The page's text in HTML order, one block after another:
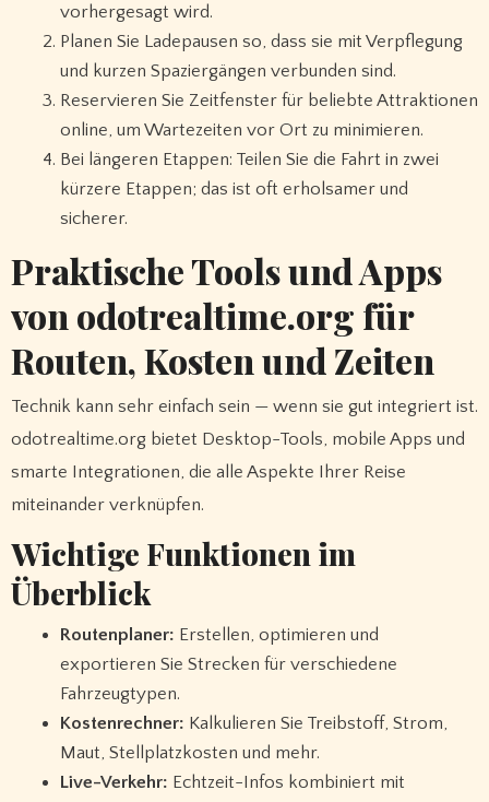
vorhergesagt wird.
Planen Sie Ladepausen so, dass sie mit Verpflegung
und kurzen Spaziergängen verbunden sind.
Reservieren Sie Zeitfenster für beliebte Attraktionen
online, um Wartezeiten vor Ort zu minimieren.
Bei längeren Etappen: Teilen Sie die Fahrt in zwei
kürzere Etappen; das ist oft erholsamer und
sicherer.
Praktische Tools und Apps
von odotrealtime.org für
Routen, Kosten und Zeiten
Technik kann sehr einfach sein — wenn sie gut integriert ist.
odotrealtime.org bietet Desktop-Tools, mobile Apps und
smarte Integrationen, die alle Aspekte Ihrer Reise
miteinander verknüpfen.
Wichtige Funktionen im
Überblick
Routenplaner: Erstellen, optimieren und
exportieren Sie Strecken für verschiedene
Fahrzeugtypen.
Kostenrechner: Kalkulieren Sie Treibstoff, Strom,
Maut, Stellplatzkosten und mehr.
Live-Verkehr: Echtzeit-Infos kombiniert mit